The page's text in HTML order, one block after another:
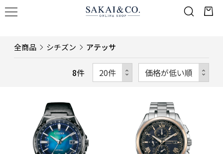
全商品 シチズン アテッサ
8件